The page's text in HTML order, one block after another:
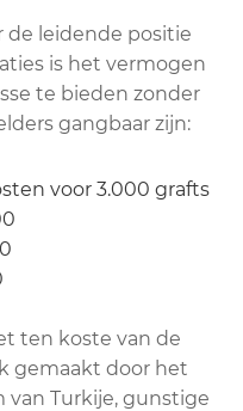
de leidende positie
is het vermogen
te bieden zonder
gangbaar zijn:
voor 3.000 grafts
ten koste van de
gemaakt door het
Turkije, gunstige